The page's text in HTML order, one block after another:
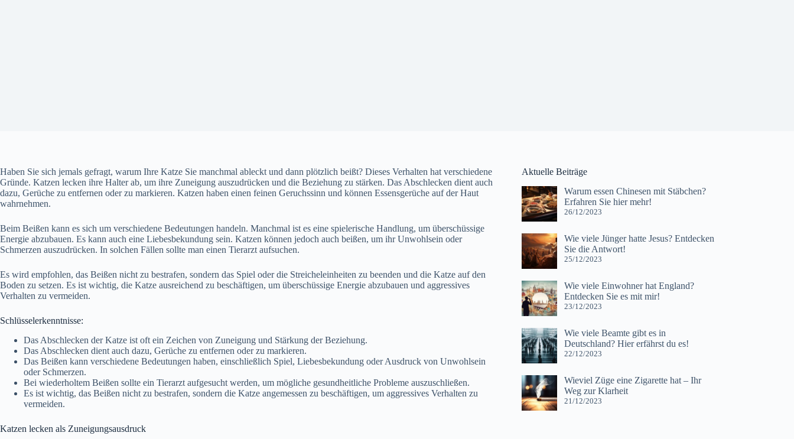
Haben Sie sich jemals gefragt, warum Ihre Katze Sie manchmal ableckt und dann plötzlich beißt? Dieses Verhalten hat verschiedene
Gründe. Katzen lecken ihre Halter ab, um ihre Zuneigung auszudrücken und die Beziehung zu stärken. Das Abschlecken dient auch
dazu, Gerüche zu entfernen oder zu markieren. Katzen haben einen feinen Geruchssinn und können Essensgerüche auf der Haut
wahrnehmen.
Beim Beißen kann es sich um verschiedene Bedeutungen handeln. Manchmal ist es eine spielerische Handlung, um überschüssige
Energie abzubauen. Es kann auch eine Liebesbekundung sein. Katzen können jedoch auch beißen, um ihr Unwohlsein oder
Schmerzen auszudrücken. In solchen Fällen sollte man einen Tierarzt aufsuchen.
Es wird empfohlen, das Beißen nicht zu bestrafen, sondern das Spiel oder die Streicheleinheiten zu beenden und die Katze auf den
Boden zu setzen. Es ist wichtig, die Katze ausreichend zu beschäftigen, um überschüssige Energie abzubauen und aggressives
Verhalten zu vermeiden.
Schlüsselerkenntnisse:
Das Abschlecken der Katze ist oft ein Zeichen von Zuneigung und Stärkung der Beziehung.
Das Abschlecken dient auch dazu, Gerüche zu entfernen oder zu markieren.
Das Beißen kann verschiedene Bedeutungen haben, einschließlich Spiel, Liebesbekundung oder Ausdruck von Unwohlsein
oder Schmerzen.
Bei wiederholtem Beißen sollte ein Tierarzt aufgesucht werden, um mögliche gesundheitliche Probleme auszuschließen.
Es ist wichtig, das Beißen nicht zu bestrafen, sondern die Katze angemessen zu beschäftigen, um aggressives Verhalten zu
vermeiden.
Katzen lecken als Zuneigungsausdruck
Aktuelle Beiträge
Warum essen Chinesen mit Stäbchen?
Erfahren Sie hier mehr!
26/12/2023
Wie viele Jünger hatte Jesus? Entdecken
Sie die Antwort!
25/12/2023
Wie viele Einwohner hat England?
Entdecken Sie es mit mir!
23/12/2023
Wie viele Beamte gibt es in
Deutschland? Hier erfährst du es!
22/12/2023
Wieviel Züge eine Zigarette hat – Ihr
Weg zur Klarheit
21/12/2023